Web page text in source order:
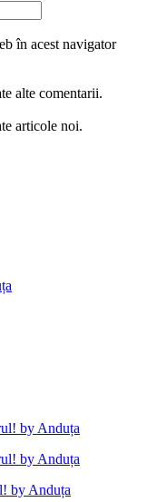
în acest navigator
alte comentarii.
articole noi.
by Anduța
by Anduța
by Anduța